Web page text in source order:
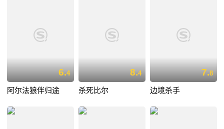
6.4
阿尔法狼伴归途
8.4
杀死比尔
7.8
边境杀手